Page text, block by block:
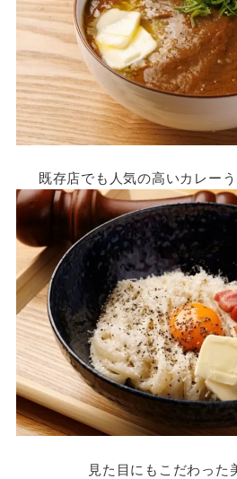
既存店でも人気の高いカレー
見た目にもこだわった